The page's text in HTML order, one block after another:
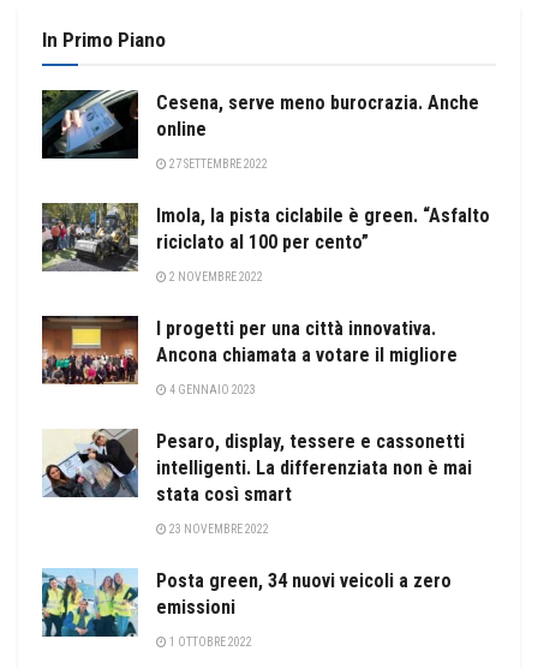
In Primo Piano
Cesena, serve meno burocrazia. Anche
online
27 SETTEMBRE 2022
Imola, la pista ciclabile è green. “Asfalto
riciclato al 100 per cento”
2 NOVEMBRE 2022
I progetti per una città innovativa.
Ancona chiamata a votare il migliore
4 GENNAIO 2023
Pesaro, display, tessere e cassonetti
intelligenti. La differenziata non è mai
stata così smart
23 NOVEMBRE 2022
Posta green, 34 nuovi veicoli a zero
emissioni
1 OTTOBRE 2022